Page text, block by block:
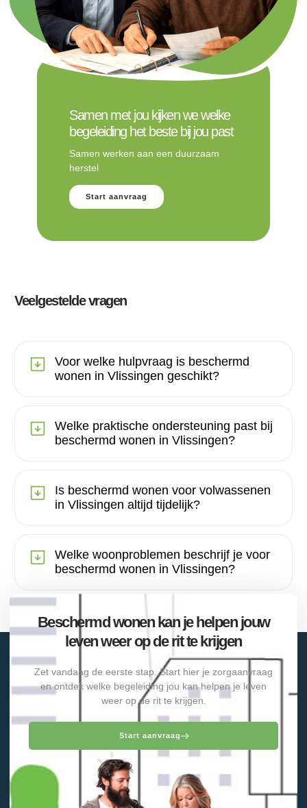
Samen met jou kijken we welke
begeleiding het beste bij jou past
Samen werken aan een duurzaam
herstel
Start aanvraag
Veelgestelde vragen
Voor welke hulpvraag is beschermd
wonen in Vlissingen geschikt?
Welke praktische ondersteuning past bij
beschermd wonen in Vlissingen?
Is beschermd wonen voor volwassenen
in Vlissingen altijd tijdelijk?
Welke woonproblemen beschrijf je voor
beschermd wonen in Vlissingen?
Beschermd wonen kan je helpen jouw
leven weer op de rit te krijgen
Zet vandaag de eerste stap. Start hier je zorgaanvraag
en ontdek welke begeleiding jou kan helpen je leven
weer op de rit te krijgen.
Start aanvraag